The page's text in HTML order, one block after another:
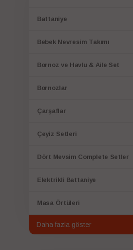
Battaniye
Bebek Nevresim Takımı
Bornoz ve Havlu & Aile Set
Bornozlar
Çarşaflar
Çeyiz Setleri
Dört Mevsim Complete Setler
Elektrikli Battaniye
Masa Örtüleri
Daha fazla göster